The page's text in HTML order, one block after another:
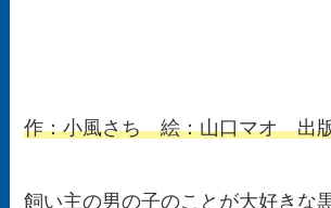
作：小風さち 絵：山口マオ 出
飼い主の男の子のことが大好きな